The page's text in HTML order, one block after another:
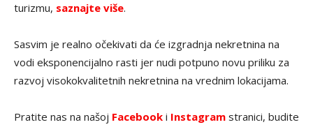
turizmu, saznajte više.
Sasvim je realno očekivati da će izgradnja nekretnina na
vodi eksponencijalno rasti jer nudi potpuno novu priliku za
razvoj visokokvalitetnih nekretnina na vrednim lokacijama.
Pratite nas na našoj Facebook i Instagram stranici, budite